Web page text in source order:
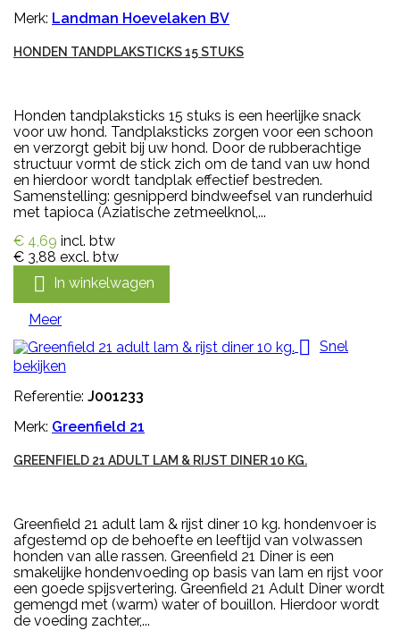
Merk: Landman Hoevelaken BV
HONDEN TANDPLAKSTICKS 15 STUKS
Honden tandplaksticks 15 stuks is een heerlijke snack
voor uw hond. Tandplaksticks zorgen voor een schoon
en verzorgt gebit bij uw hond. Door de rubberachtige
structuur vormt de stick zich om de tand van uw hond
en hierdoor wordt tandplak effectief bestreden.
Samenstelling: gesnipperd bindweefsel van runderhuid
met tapioca (Aziatische zetmeelknol,...
€ 4,69 incl. btw
€ 3,88 excl. btw
 In winkelwagen
Meer
 Snel
bekijken
Referentie: J001233
Merk: Greenfield 21
GREENFIELD 21 ADULT LAM & RIJST DINER 10 KG.
Greenfield 21 adult lam & rijst diner 10 kg. hondenvoer is
afgestemd op de behoefte en leeftijd van volwassen
honden van alle rassen. Greenfield 21 Diner is een
smakelijke hondenvoeding op basis van lam en rijst voor
een goede spijsvertering. Greenfield 21 Adult Diner wordt
gemengd met (warm) water of bouillon. Hierdoor wordt
de voeding zachter,...